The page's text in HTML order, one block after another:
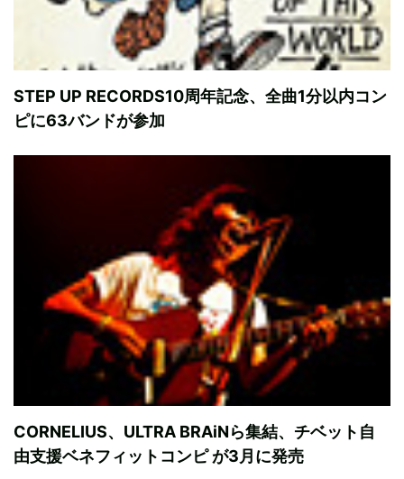
STEP UP RECORDS10周年記念、全曲1分以内コン
ピに63バンドが参加
CORNELIUS、ULTRA BRAiNら集結、チベット自
由支援ベネフィットコンピ が3月に発売